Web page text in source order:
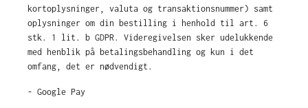
kortoplysninger, valuta og transaktionsnummer) samt
oplysninger om din bestilling i henhold til art. 6
stk. 1 lit. b GDPR. Videregivelsen sker udelukkende
med henblik på betalingsbehandling og kun i det
omfang, det er nødvendigt.
- Google Pay